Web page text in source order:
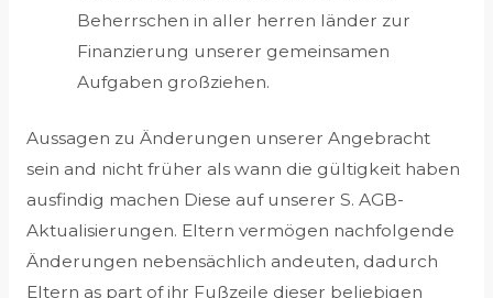
Beherrschen in aller herren länder zur
Finanzierung unserer gemeinsamen
Aufgaben großziehen.
Aussagen zu Änderungen unserer Angebracht
sein and nicht früher als wann die gültigkeit haben
ausfindig machen Diese auf unserer S. AGB-
Aktualisierungen. Eltern vermögen nachfolgende
Änderungen nebensächlich andeuten, dadurch
Eltern as part of ihr Fußzeile dieser beliebigen